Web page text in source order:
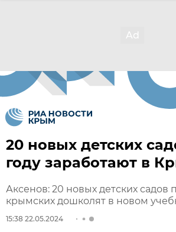
20 новых детских
году заработают в
Аксенов: 20 новых детских садов
крымских дошколят в новом
15:38 22.05.2024